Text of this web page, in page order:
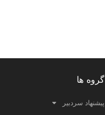
گروه ها
پیشنهاد سردبیر